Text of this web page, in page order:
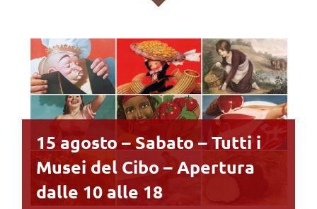
15 agosto – Sabato – Tutti i
Musei del Cibo – Apertura
dalle 10 alle 18